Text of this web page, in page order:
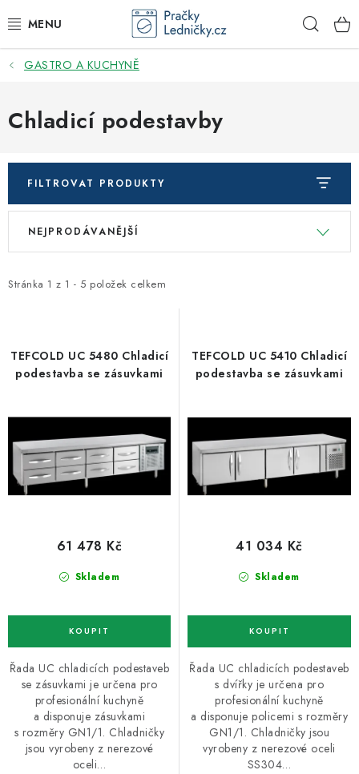
na
DODAVATEL
VESTAVNÉ SPOTŘEBIČE
ODSAVAČE PAR
DRTIČE ODPADU
ZNAČKY
O nás
GASTRO A KUCHYNĚ
Chladicí podestavby
FILTROVAT PRODUKTY
V
i
r
o
u
k
t
ů
Stránka 1 z 1 - 5 položek celkem
Ř
e
p
d
u
k
t
NEJPRODÁVANĚJŠÍ
TEFCOLD UC 5480 Chladicí
podestavba se zásuvkami
Skladem
61 478 Kč
Řada UC chladicích podestaveb
se zásuvkami je určena pro
profesionální kuchyně
a disponuje zásuvkami
s rozměry GN1/1. Chladničky
jsou vyrobeny z nerezové
oceli…
TEFCOLD UC 5410 Chladicí
podestavba se zásuvkami
Skladem
41 034 Kč
Řada UC chladicích podestaveb
s dvířky je určena pro
profesionální kuchyně
a disponuje policemi s rozměry
GN1/1. Chladničky jsou
vyrobeny z nerezové oceli
SS304…